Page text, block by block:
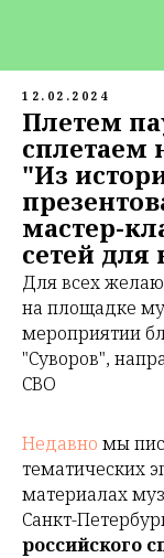
12.02.2024
Плетем
сплетаем
"Из
мастер-
сетей
Для всех
на площадке
мероприятии
"Суворов",
СВО
Недавно мы
тематических
материалах
Санкт-
российского